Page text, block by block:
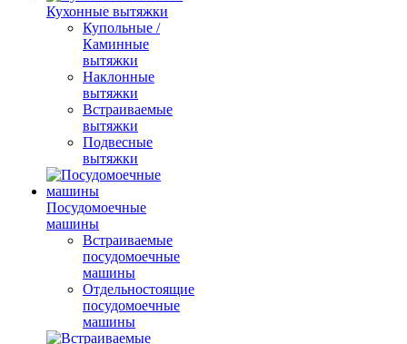
Кухонные вытяжки
Купольные /
Каминные
вытяжки
Наклонные
вытяжки
Встраиваемые
вытяжки
Подвесные
вытяжки
Посудомоечные
машины
Встраиваемые
посудомоечные
машины
Отдельностоящие
посудомоечные
машины